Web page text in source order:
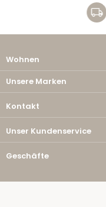
Wohnen
Unsere Marken
Kontakt
Unser Kundenservice
Geschäfte